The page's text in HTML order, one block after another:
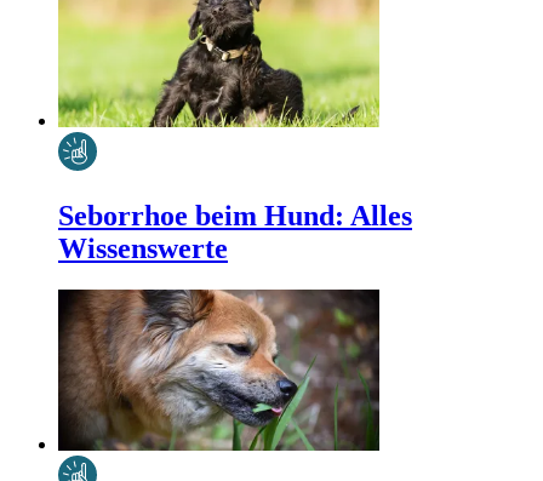
Seborrhoe beim Hund: Alles
Wissenswerte